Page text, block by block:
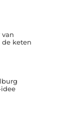
van
keten